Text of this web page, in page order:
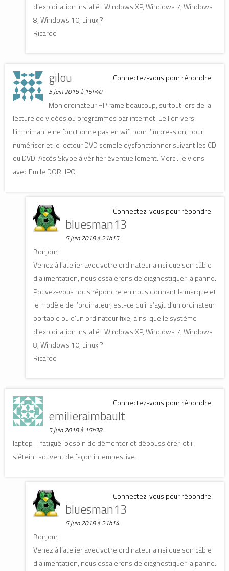
d’exploitation installé : Windows XP, Windows 7, Windows
8, Windows 10, Linux ?
Ricardo
Connectez-vous pour répondre
gilou
5 juin 2018 à 15h40
Mon ordinateur HP rame beaucoup, surtout lors de la
lecture de vidéos ou programmes par internet. Le lien vers
l’imprimante ne fonctionne pas en wifi pour l’impression, pour
numériser et le lecteur DVD semble dysfonctionner suivant les CD
ou DVD. Accès Skype à vérifier éventuellement. Merci. Je viens
avec Emile DORLIPO
Connectez-vous pour répondre
bluesman13
5 juin 2018 à 21h15
Bonjour,
Venez à l’atelier avec votre ordinateur ainsi que son câble
d’alimentation, nous essaierons de diagnostiquer la panne.
Pouvez-vous nous répondre en nous donnant la marque et
le modèle de l’ordinateur, est-ce qu’il s’agit d’un ordinateur
portable ou d’un ordinateur fixe, ainsi que le système
d’exploitation installé : Windows XP, Windows 7, Windows
8, Windows 10, Linux ?
Ricardo
Connectez-vous pour répondre
emilieraimbault
5 juin 2018 à 15h38
laptop – fatigué. besoin de démonter et dépoussiérer. et il
s’éteint souvent de façon intempestive.
Connectez-vous pour répondre
bluesman13
5 juin 2018 à 21h14
Bonjour,
Venez à l’atelier avec votre ordinateur ainsi que son câble
d’alimentation, nous essaierons de diagnostiquer la panne.